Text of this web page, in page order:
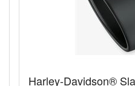
Harley-Davidson®